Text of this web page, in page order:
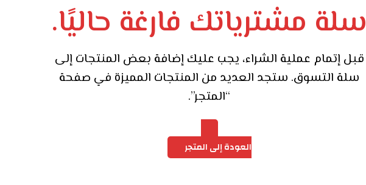
سلة مشترياتك فارغة حاليًا.
قبل إتمام عملية الشراء، يجب عليك إضافة بعض المنتجات إلى
سلة التسوق. ستجد العديد من المنتجات المميزة في صفحة
“المتجر”.
العودة إلى المتجر